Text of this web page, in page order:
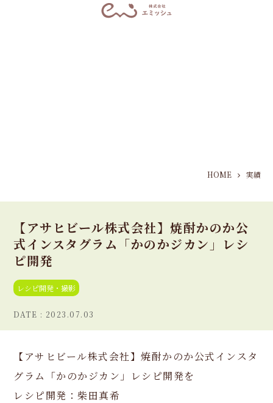
HOME 実績
【アサヒビール株式会社】焼酎かのか公
式インスタグラム「かのかジカン」レシ
ピ開発
レシピ開発・撮影
2023.07.03
【アサヒビール株式会社】焼酎かのか公式インスタ
グラム「かのかジカン」レシピ開発を
レシピ開発：柴田真希